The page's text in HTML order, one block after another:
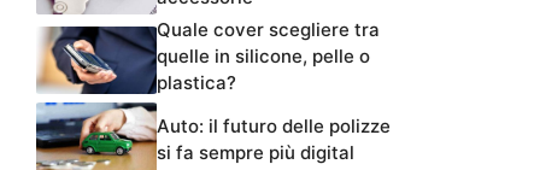
Quale cover scegliere tra
quelle in silicone, pelle o
plastica?
Auto: il futuro delle polizze
si fa sempre più digital